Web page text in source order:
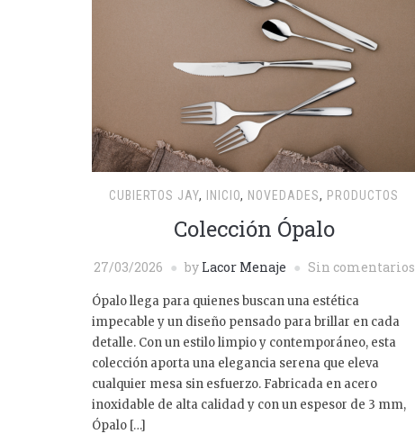
CUBIERTOS JAY, INICIO, NOVEDADES, PRODUCTOS
Colección Ópalo
27/03/2026 by Lacor Menaje Sin comentarios
Ópalo llega para quienes buscan una estética
impecable y un diseño pensado para brillar en cada
detalle. Con un estilo limpio y contemporáneo, esta
colección aporta una elegancia serena que eleva
cualquier mesa sin esfuerzo. Fabricada en acero
inoxidable de alta calidad y con un espesor de 3 mm,
Ópalo […]